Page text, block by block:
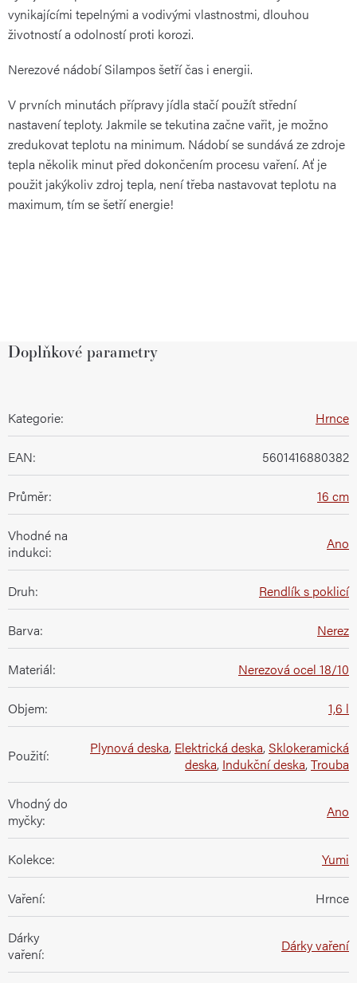
vynikajícími tepelnými a vodivými vlastnostmi, dlouhou
životností a odolností proti korozi.
Nerezové nádobí Silampos šetří čas i energii.
V prvních minutách přípravy jídla stačí použít střední
nastavení teploty. Jakmile se tekutina začne vařit, je možno
zredukovat teplotu na minimum. Nádobí se sundává ze zdroje
tepla několik minut před dokončením procesu vaření. Ať je
použit jakýkoliv zdroj tepla, není třeba nastavovat teplotu na
maximum, tím se šetří energie!
Doplňkové parametry
Kategorie: Hrnce
EAN: 5601416880382
Průměr: 16 cm
Vhodné na
indukci: Ano
Druh: Rendlík s poklicí
Barva: Nerez
Materiál: Nerezová ocel 18/10
Objem: 1,6 l
Použití: Plynová deska, Elektrická deska, Sklokeramická
deska, Indukční deska,Trouba
Vhodný do
myčky: Ano
Kolekce: Yumi
Vaření: Hrnce
Dárky
vaření: Dárky vaření